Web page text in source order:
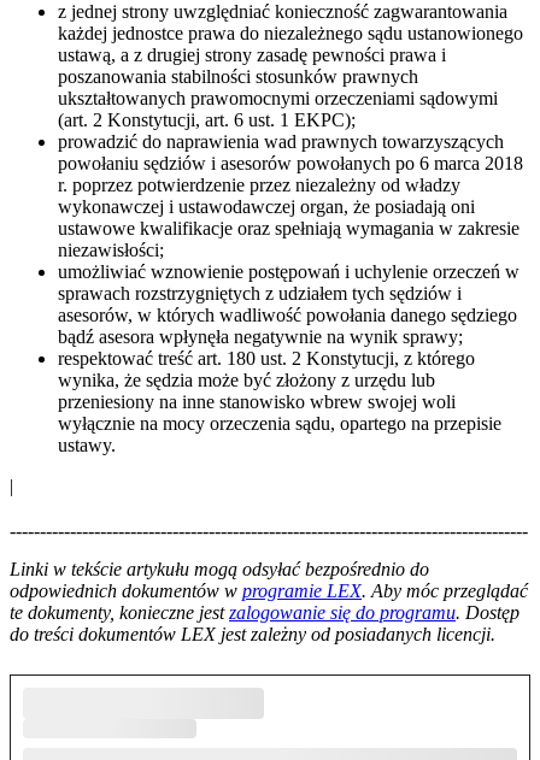
z jednej strony uwzględniać konieczność zagwarantowania
każdej jednostce prawa do niezależnego sądu ustanowionego
ustawą, a z drugiej strony zasadę pewności prawa i
poszanowania stabilności stosunków prawnych
ukształtowanych prawomocnymi orzeczeniami sądowymi
(art. 2 Konstytucji, art. 6 ust. 1 EKPC);
prowadzić do naprawienia wad prawnych towarzyszących
powołaniu sędziów i asesorów powołanych po 6 marca 2018
r. poprzez potwierdzenie przez niezależny od władzy
wykonawczej i ustawodawczej organ, że posiadają oni
ustawowe kwalifikacje oraz spełniają wymagania w zakresie
niezawisłości;
umożliwiać wznowienie postępowań i uchylenie orzeczeń w
sprawach rozstrzygniętych z udziałem tych sędziów i
asesorów, w których wadliwość powołania danego sędziego
bądź asesora wpłynęła negatywnie na wynik sprawy;
respektować treść art. 180 ust. 2 Konstytucji, z którego
wynika, że sędzia może być złożony z urzędu lub
przeniesiony na inne stanowisko wbrew swojej woli
wyłącznie na mocy orzeczenia sądu, opartego na przepisie
ustawy.
|
--------------------------------------------------------------------------------------
Linki w tekście artykułu mogą odsyłać bezpośrednio do
odpowiednich dokumentów w programie LEX. Aby móc przeglądać
te dokumenty, konieczne jestzalogowanie się do programu. Dostęp
do treści dokumentów LEX jest zależny od posiadanych licencji.